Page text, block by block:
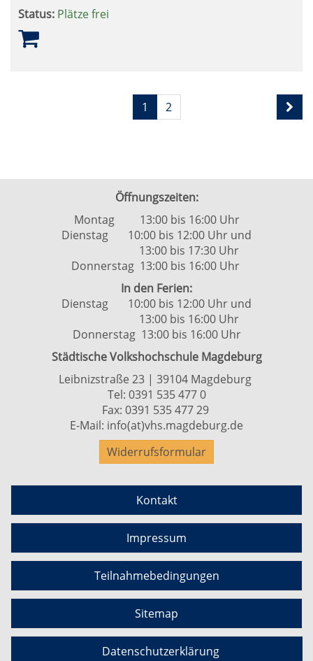
Status: Plätze frei
Seiten
blättern
1 2
Öffnungszeiten:
Montag 13:00 bis 16:00 Uhr
Dienstag 10:00 bis 12:00 Uhr und
13:00 bis 17:30 Uhr
Donnerstag 13:00 bis 16:00 Uhr
In den Ferien:
Dienstag 10:00 bis 12:00 Uhr und
13:00 bis 16:00 Uhr
Donnerstag 13:00 bis 16:00 Uhr
Städtische Volkshochschule Magdeburg
Leibnizstraße 23 | 39104 Magdeburg
Tel: 0391 535 477 0
Fax: 0391 535 477 29
E-Mail: info(at)vhs.magdeburg.de
Widerrufsformular
Kontakt
Impressum
Teilnahmebedingungen
Sitemap
Datenschutzerklärung